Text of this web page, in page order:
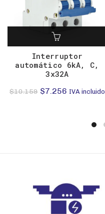
Interruptor
automático 6kA, C,
3x32A
$10.159 El
$7.256 El
IVA incluido